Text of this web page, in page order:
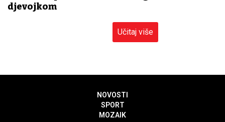
djevojkom
Učitaj više
NOVOSTI
SPORT
MOZAIK